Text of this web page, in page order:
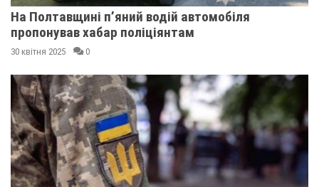
На Полтавщині п’яний водій автомобіля
пропонував хабар поліціянтам
30 квітня 2025 0